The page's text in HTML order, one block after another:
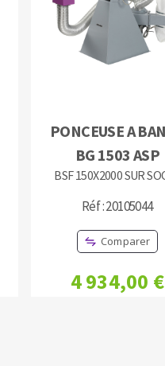
MACHINES POUR LE
Tronçonneuses
Perceuses magnétiques
PONCEUSE A
BG 1503 ASP
BSF 150X2000 SUR
Réf : 20105044
Comparer
4 934,00 €